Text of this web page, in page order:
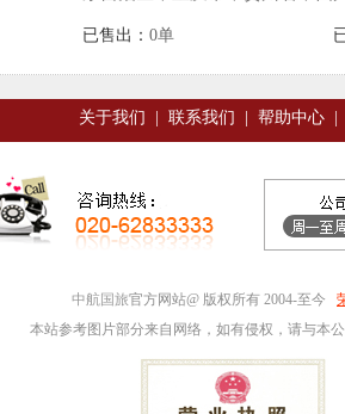
已售出： 0单
关于我们 联系我们 帮助中心
中航国旅官方网站@ 版权所有 2004-至今
本站参考图片部分来自网络，如有侵权，请与本